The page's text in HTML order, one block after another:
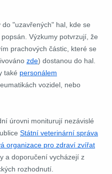
"uzavřených" hal, kde se
Výzkumy potvrzují, že
prachových částic, které se
zde) dostanou do hal.
také personálem
vozidel, nebo
úrovni moniturují nezávislé
Státní veterinární správa
organizace pro zdraví zvířat
a doporučení vycházejí z
rozhodnutí.